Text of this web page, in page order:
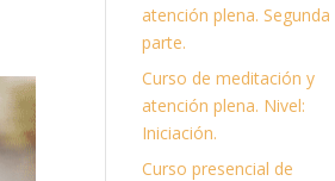
atención plena. Segunda
parte.
Curso de meditación y
atención plena. Nivel:
Iniciación.
Curso presencial de